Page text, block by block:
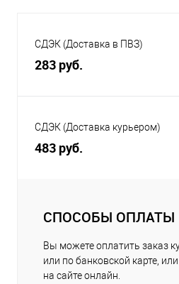
СДЭК (Доставка в ПВЗ)
283 руб.
СДЭК (Доставка курьером)
483 руб.
СПОСОБЫ ОПЛАТЫ
Вы можете оплатить заказ
или по банковской карте,
на сайте онлайн.